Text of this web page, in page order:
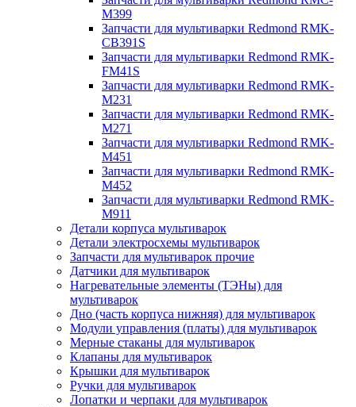
M399
Запчасти для мультиварки Redmond RMK-
CB391S
Запчасти для мультиварки Redmond RMK-
FM41S
Запчасти для мультиварки Redmond RMK-
M231
Запчасти для мультиварки Redmond RMK-
M271
Запчасти для мультиварки Redmond RMK-
M451
Запчасти для мультиварки Redmond RMK-
M452
Запчасти для мультиварки Redmond RMK-
M911
Детали корпуса мультиварок
Детали электросхемы мультиварок
Запчасти для мультиварок прочие
Датчики для мультиварок
Нагревательные элементы (ТЭНы) для
мультиварок
Дно (часть корпуса нижняя) для мультиварок
Модули управления (платы) для мультиварок
Мерные стаканы для мультиварок
Клапаны для мультиварок
Крышки для мультиварок
Ручки для мультиварок
Лопатки и черпаки для мультиварок